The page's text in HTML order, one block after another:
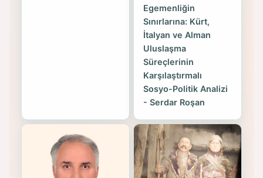
Egemenliğin
Sınırlarına: Kürt,
İtalyan ve Alman
Uluslaşma
Süreçlerinin
Karşılaştırmalı
Sosyo-Politik Analizi
- Serdar Roşan